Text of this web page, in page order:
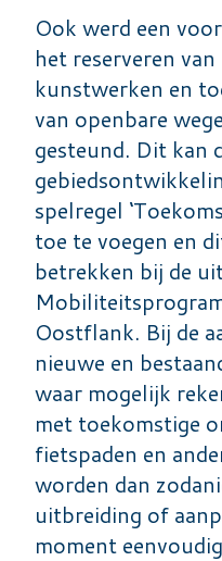
Ook werd een
het reserveren
kunstwerken en
van openbare
gesteund. Dit kan
spelregel
toe te voegen en
betrekken bij de
Oostflank. Bij de
nieuwe en
waar mogelijk
met toekomstige
fietspaden en
worden dan
uitbreiding of
moment